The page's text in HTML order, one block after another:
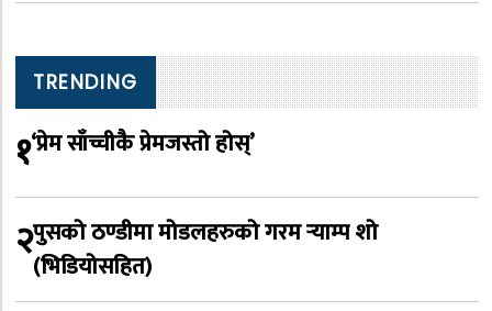
TRENDING
१‘प्रेम साँच्चीकै प्रेमजस्तो होस्’
२पुसको ठण्डीमा मोडलहरुको गरम र्‍याम्प शो
(भिडियोसहित)